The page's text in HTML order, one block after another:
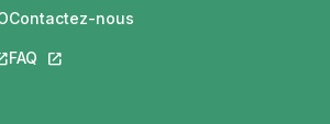
lien s'ouvrira dans un nouvel onglet.
dans un nouvel onglet.
Contactez-nous
FAQ Ce lien s'ouvrira dans un nouvel